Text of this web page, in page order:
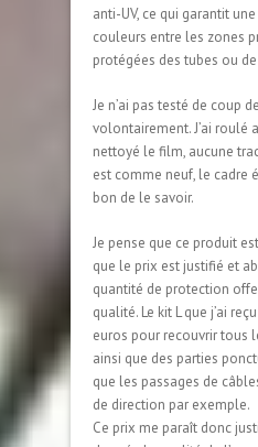
anti-UV, ce qui garantit
couleurs entre les zones
protégées des tubes ou
Je n’ai pas testé de coup
volontairement. J’ai roulé
nettoyé le film, aucune
est comme neuf, le cadre
bon de le savoir.
Je pense que ce produit
que le prix est justifié et
quantité de protection
qualité. Le kit L que j’ai
euros pour recouvrir tous
ainsi que des parties
que les passages de
de direction par exemple.
Ce prix me paraît donc